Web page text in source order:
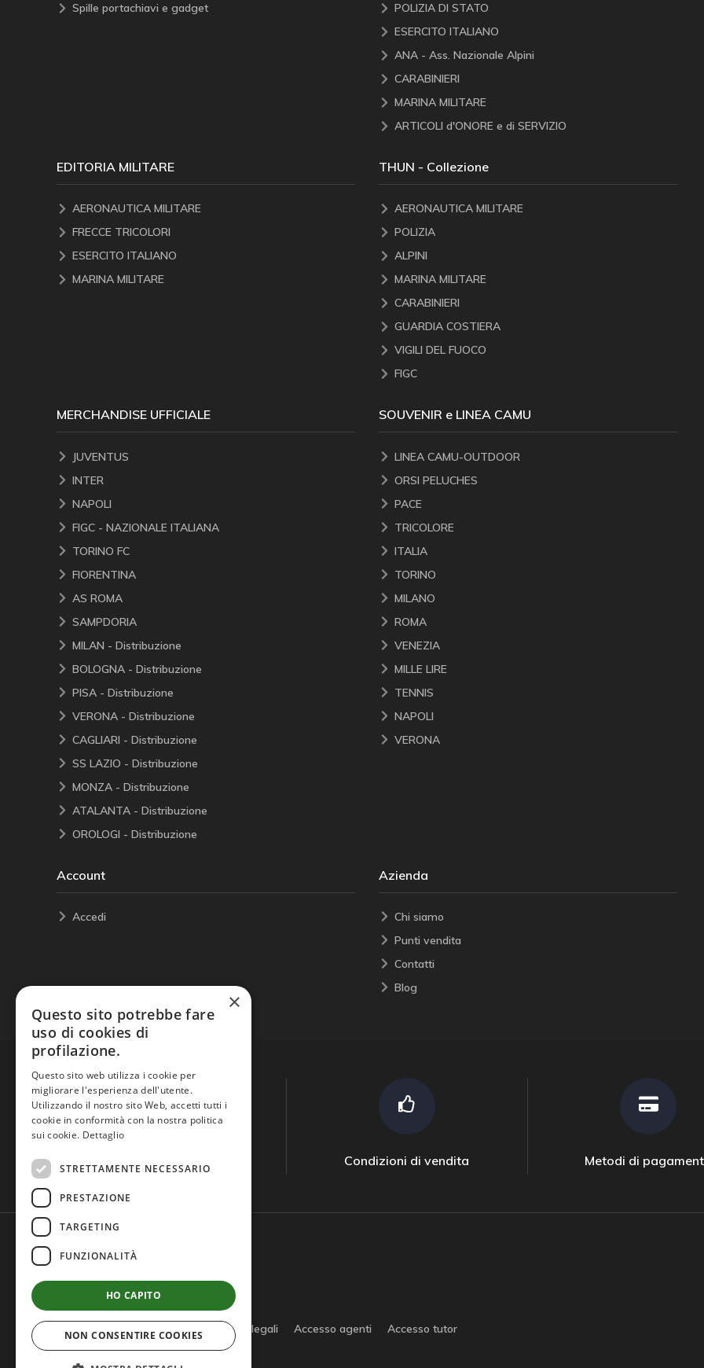
Spille portachiavi e gadget
POLIZIA DI STATO
ESERCITO ITALIANO
ANA - Ass. Nazionale Alpini
CARABINIERI
MARINA MILITARE
ARTICOLI d'ONORE e di SERVIZIO
EDITORIA MILITARE
AERONAUTICA MILITARE
FRECCE TRICOLORI
ESERCITO ITALIANO
MARINA MILITARE
THUN - Collezione
AERONAUTICA MILITARE
POLIZIA
ALPINI
MARINA MILITARE
CARABINIERI
GUARDIA COSTIERA
VIGILI DEL FUOCO
FIGC
MERCHANDISE UFFICIALE
JUVENTUS
INTER
NAPOLI
FIGC - NAZIONALE ITALIANA
TORINO FC
FIORENTINA
AS ROMA
SAMPDORIA
MILAN - Distribuzione
BOLOGNA - Distribuzione
PISA - Distribuzione
VERONA - Distribuzione
CAGLIARI - Distribuzione
SS LAZIO - Distribuzione
MONZA - Distribuzione
ATALANTA - Distribuzione
OROLOGI - Distribuzione
SOUVENIR e LINEA CAMU
LINEA CAMU-OUTDOOR
ORSI PELUCHES
PACE
TRICOLORE
ITALIA
TORINO
MILANO
ROMA
VENEZIA
MILLE LIRE
TENNIS
NAPOLI
VERONA
Account
Accedi
Azienda
Chi siamo
Punti vendita
Contatti
Blog
Condizioni di vendita Metodi di
Privacy policy Cookie policy Note legali Accesso agenti Accesso tutor
×
Questo sito potrebbe fare
uso di cookies di
profilazione.
Questo sito web utilizza i cookie per
migliorare l'esperienza dell'utente.
Utilizzando il nostro sito Web, accetti tutti i
cookie in conformità con la nostra politica
sui cookie. Dettaglio
STRETTAMENTE NECESSARIO
PRESTAZIONE
TARGETING
FUNZIONALITÀ
HO CAPITO
NON CONSENTIRE COOKIES